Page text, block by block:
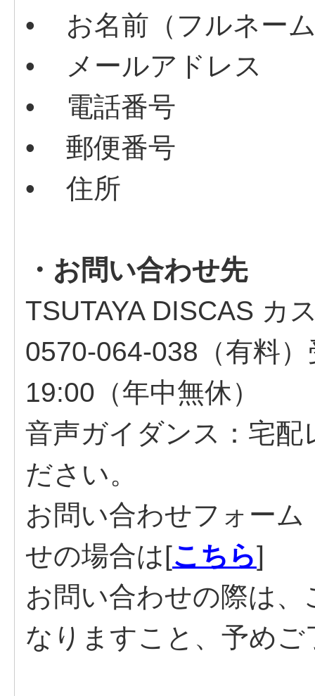
• お名前（フルネー
• メールアドレス
• 電話番号
• 郵便番号
• 住所
・お問い合わせ先
TSUTAYA DISCAS カ
0570-064-038（有料
19:00（年中無休）
音声ガイダンス：宅
ださい。
お問い合わせフォー
せの場合は[こちら]
お問い合わせの際は
なりますこと、予め